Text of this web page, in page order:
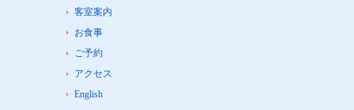
客室案内
お食事
ご予約
アクセス
English